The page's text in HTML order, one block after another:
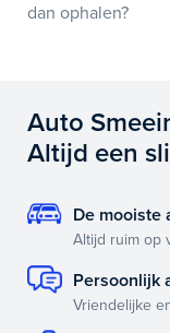
dan ophalen?
Auto
Altijd een
De mooiste
Altijd ruim op
Persoonlijk
Vriendelijke